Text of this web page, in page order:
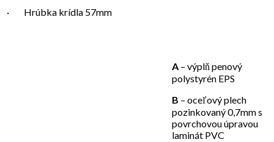
· Hrúbka krídla 57mm
A – výplň penový
polystyrén EPS
B – oceľový plech
pozinkovaný 0,7mm s
povrchovou úpravou
laminát PVC